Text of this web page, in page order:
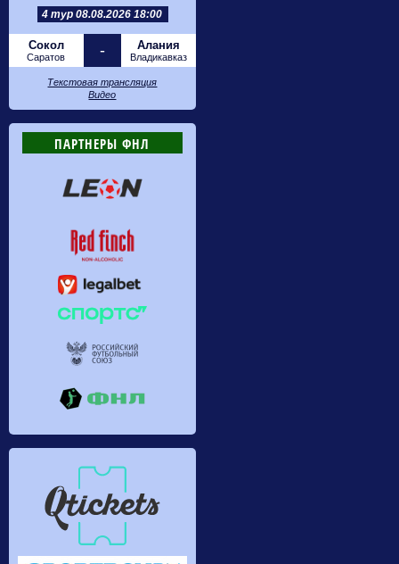
4 тур 08.08.2026 18:00
Сокол
Саратов - Алания
Владикавказ
Текстовая трансляция
Видео
ПАРТНЕРЫ ФНЛ